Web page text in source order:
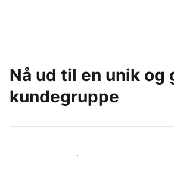
Nå ud til en unik og
kundegruppe
Nå ud til nye gæster i dag